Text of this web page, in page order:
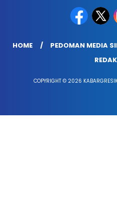
HOME PEDOMAN MEDIA
COPYRIGHT © 2026